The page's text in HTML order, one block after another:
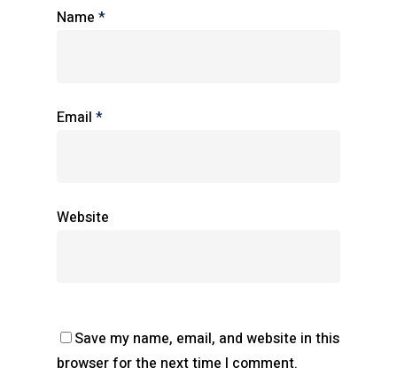
Name *
Email *
Website
Save my name, email, and website in this
browser for the next time I comment.